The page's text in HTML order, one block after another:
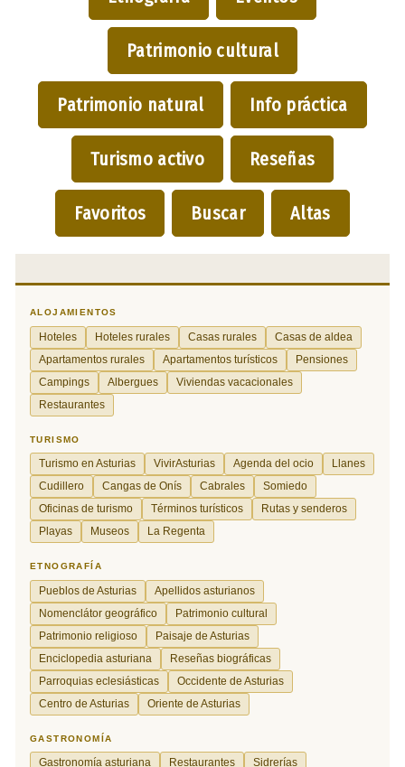
Patrimonio cultural
Patrimonio natural Info práctica
Turismo activo Reseñas
Favoritos Buscar Altas